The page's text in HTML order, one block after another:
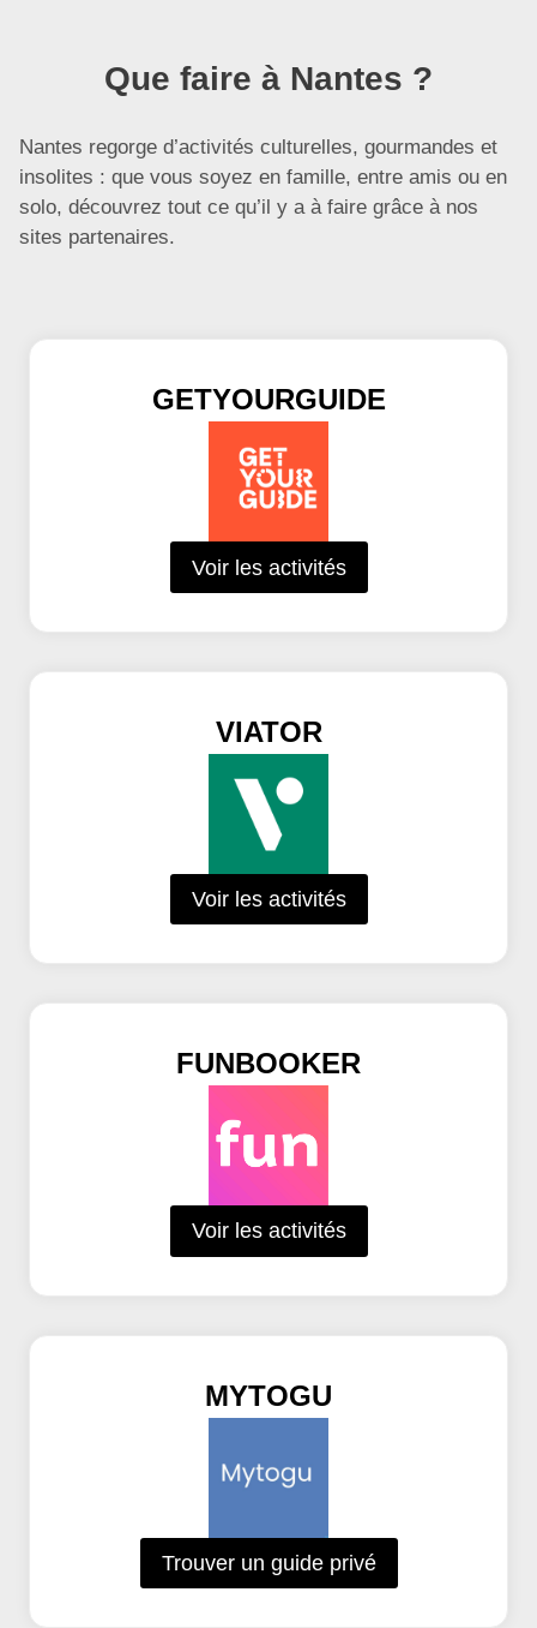
Que faire à Nantes ?
Nantes regorge d’activités culturelles, gourmandes et
insolites : que vous soyez en famille, entre amis ou en
solo, découvrez tout ce qu’il y a à faire grâce à nos
sites partenaires.
GETYOURGUIDE
Voir les activités
VIATOR
Voir les activités
FUNBOOKER
Voir les activités
MYTOGU
Trouver un guide privé